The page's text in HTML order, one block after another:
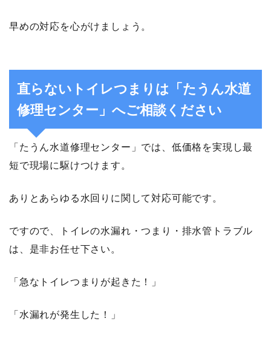
早めの対応を心がけましょう。
直らないトイレつまりは「たうん水道
修理センター」へご相談ください
「たうん水道修理センター」では、低価格を実現し最
短で現場に駆けつけます。
ありとあらゆる水回りに関して対応可能です。
ですので、トイレの水漏れ・つまり・排水管トラブル
は、是非お任せ下さい。
「急なトイレつまりが起きた！」
「水漏れが発生した！」